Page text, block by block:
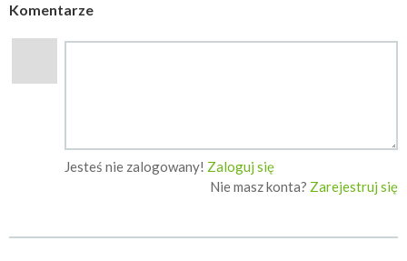
Komentarze
Jesteś nie zalogowany! Zaloguj się
Nie masz konta? Zarejestruj się